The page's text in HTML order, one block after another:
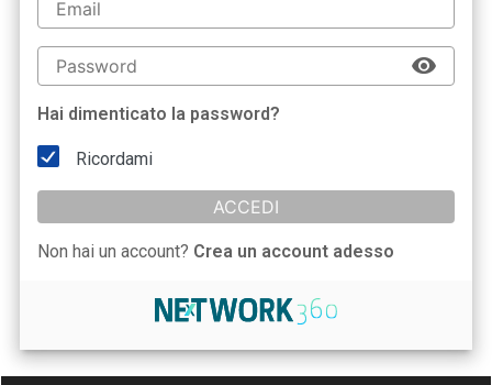
Hai dimenticato la password?
Ricordami
ACCEDI
Non hai un account? Crea un account adesso